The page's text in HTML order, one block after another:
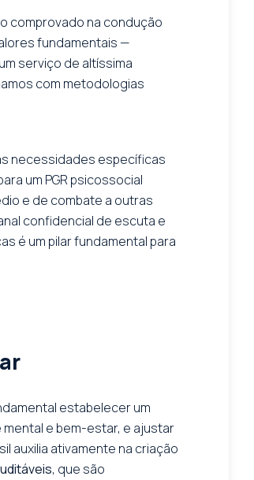
comprovado na condução
fundamentais —
serviço de altíssima
com metodologias
necessidades específicas
um PGR psicossocial
e de combate a outras
confidencial de escuta e
é um pilar fundamental para
estabelecer um
e bem-estar, e ajustar
auxilia ativamente na criação
, que são